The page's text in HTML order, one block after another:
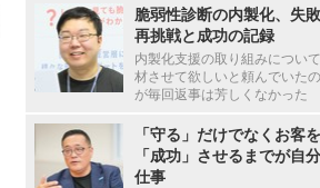
脆弱性診断の内製化、失
再挑戦と成功の記録
内製化支援の取り組みについ
材させて欲しいと頼んでいた
が毎回返事は芳しくなかった
「守る」だけでなくお客を
「成功」させるまでが自
仕事